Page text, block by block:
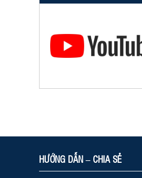
HƯỚNG DẪN – CHIA SẺ